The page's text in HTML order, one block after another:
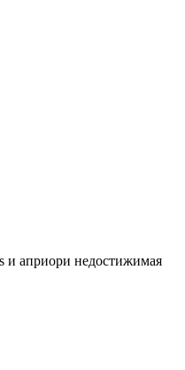
и априори недостижимая